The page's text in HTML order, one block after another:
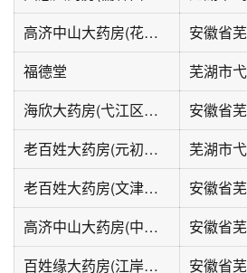
高济中山大药房(花津南路店)
福德堂
海欣大药房(弋江区人大常委会东北)
安徽省
老百姓大药房(元初江岸明珠小区分店)
芜湖市
老百姓大药房(文津西路店)
安徽省
高济中山大药房(中央城一店)
安徽省
百姓缘大药房(江岸明珠店)